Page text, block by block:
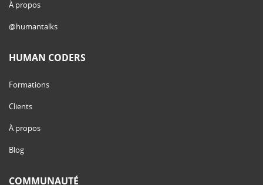
À propos
@humantalks
HUMAN CODERS
Formations
Clients
À propos
Blog
COMMUNAUTÉ